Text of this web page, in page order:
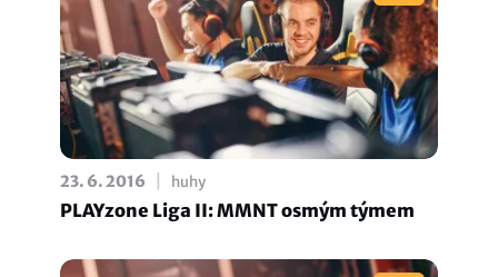
23. 6. 2016 huhy
PLAYzone Liga II: MMNT osmým týmem